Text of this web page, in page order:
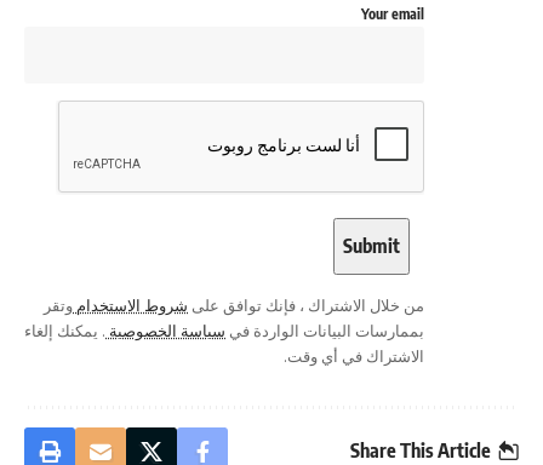
Your email
من خلال الاشتراك ، فإنك توافق على شروط الاستخدام وتقر
بممارسات البيانات الواردة في سياسة الخصوصية . يمكنك إلغاء
الاشتراك في أي وقت.
Share This Article